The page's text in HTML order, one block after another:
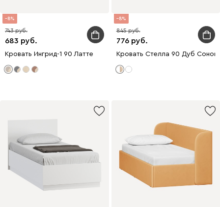
8
683
743
Кровать Ингрид-1 90 Латте
8
776
845
Кровать Стелла 90 Дуб